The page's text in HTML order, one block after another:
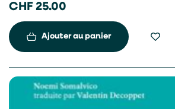
protecteur et énigmatique.
CHF 25.00
Ajouter au panier